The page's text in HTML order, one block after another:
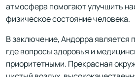
атмосфера помогают улучшить
физическое состояние человека.
В заключение, Андорра является
где вопросы здоровья и
приоритетными. Прекрасная